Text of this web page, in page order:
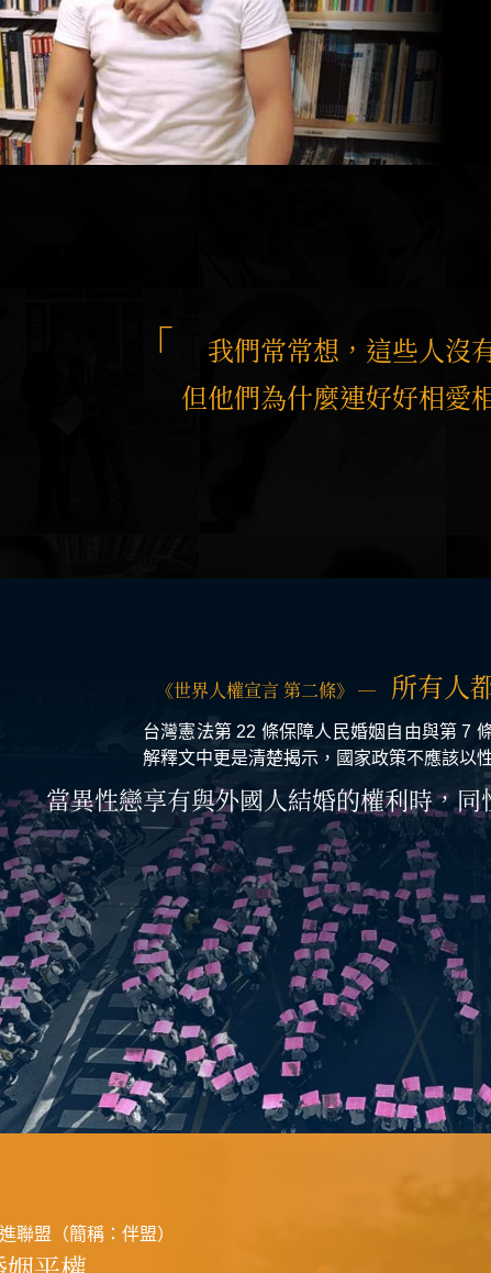
我們常常想，這些人沒
但他們為什麼連好好相愛
《世界人權宣言 第二條》 ─ 所有人
台灣憲法第 22 條保障人民婚姻自由與第 7
解釋文中更是清楚揭示，國家政策不應該以
當異性戀享有與外國人結婚的權利時，同
聯盟（簡稱：伴盟）